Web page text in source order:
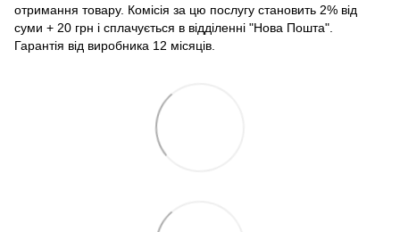
отримання товару. Комісія за цю послугу становить 2% від
суми + 20 грн і сплачується в відділенні "Нова Пошта".
Гарантія від виробника 12 місяців.